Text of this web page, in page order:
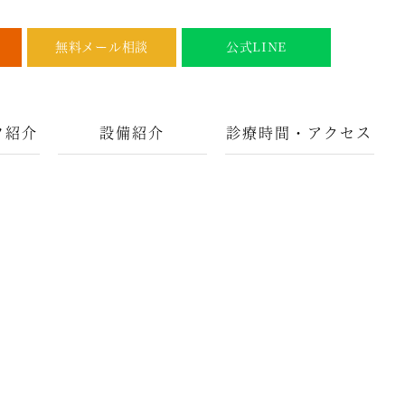
無料メール相談 公式LINE
紹介 設備紹介 診療時間・アクセス